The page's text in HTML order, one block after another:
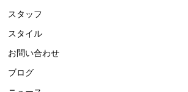
スタッフ
スタイル
お問い合わせ
ブログ